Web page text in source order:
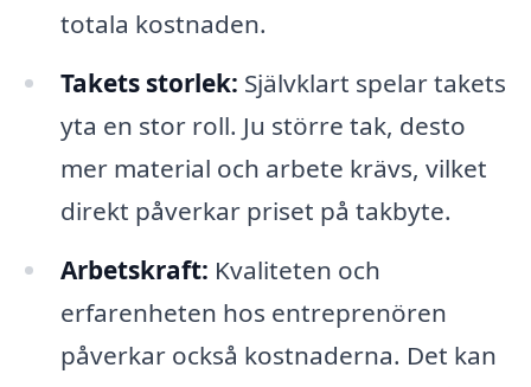
totala kostnaden.
Takets storlek: Självklart spelar takets
yta en stor roll. Ju större tak, desto
mer material och arbete krävs, vilket
direkt påverkar priset på takbyte.
Arbetskraft: Kvaliteten och
erfarenheten hos entreprenören
påverkar också kostnaderna. Det kan